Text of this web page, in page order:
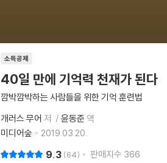
소득공제
40일 만에 기억력 천재가 된다
깜박깜박하는 사람들을 위한 기억 훈련법
개러스 무어 저 윤동준 역
미디어숲
2019.03.20.
9.3 64 판매지수 366